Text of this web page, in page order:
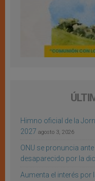
Himno oficial de la
2027 agosto 3, 2026
ONU se pronuncia
desaparecido por la
Aumenta el interés por